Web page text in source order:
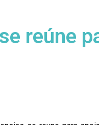
reúne